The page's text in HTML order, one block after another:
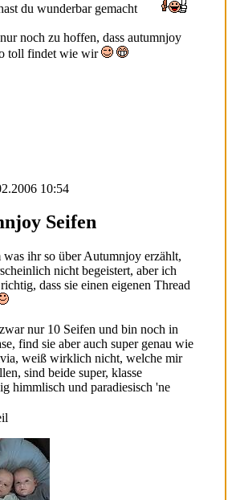
du wunderbar gemacht
noch zu hoffen, dass autumnjoy
toll findet wie wir
10:54
Seifen
was ihr so über Autumnjoy erzählt,
nicht begeistert, aber ich
dass sie einen eigenen Thread
nur 10 Seifen und bin noch in
find sie aber auch super genau wie
weiß wirklich nicht, welche mir
sind beide super, klasse
himmlisch und paradiesisch 'ne